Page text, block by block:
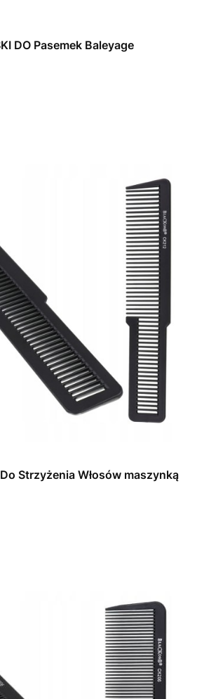
DO Pasemek Baleyage
Strzyżenia Włosów maszynką